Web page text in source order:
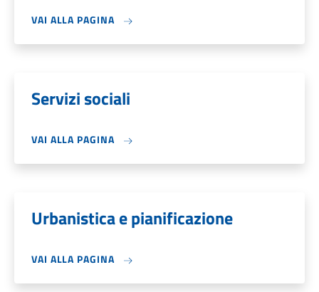
VAI ALLA PAGINA
Servizi sociali
VAI ALLA PAGINA
Urbanistica e pianificazione
VAI ALLA PAGINA